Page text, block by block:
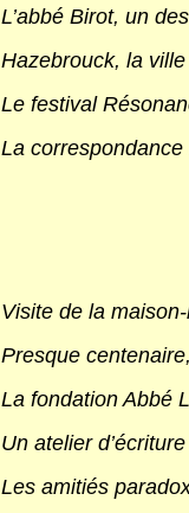
L’abbé Birot, un
Hazebrouck, la
Le festival
La
Visite de la
Presque
La fondation Abbé
Un atelier
Les amitiés